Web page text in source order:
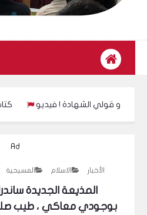
على النبي و قولي الشهادة ! فيديو
Ad
الأخبار الاسلام المسيحية
المذيعة الجديدة
بوجودي معاكي ، طيب